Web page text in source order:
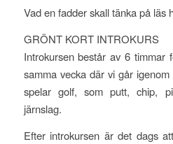
Vad en fadder skall tänka på läs
GRÖNT KORT INTROKURS
Introkursen består av 6 timmar
samma vecka där vi går
spelar golf, som putt, chip,
järnslag.
Efter introkursen är det dags